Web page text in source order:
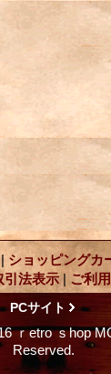
| ショッピングカ
引法表示 | ご利
PCサイト
ｒetro ｓhop
Reserved.